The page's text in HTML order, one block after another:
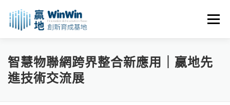
要
選單
關於我們 最新消息 創業資源 創業諮詢
智慧物聯網跨界整合新應用｜贏地先
進技術交流展